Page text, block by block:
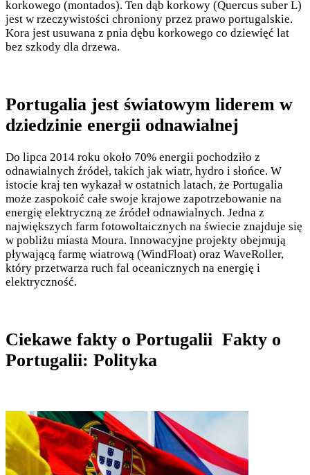
korkowego (montados). Ten dąb korkowy (Quercus suber L)
jest w rzeczywistości chroniony przez prawo portugalskie.
Kora jest usuwana z pnia dębu korkowego co dziewięć lat
bez szkody dla drzewa.
Portugalia jest światowym liderem w
dziedzinie energii odnawialnej
Do lipca 2014 roku około 70% energii pochodziło z
odnawialnych źródeł, takich jak wiatr, hydro i słońce. W
istocie kraj ten wykazał w ostatnich latach, że Portugalia
może zaspokoić całe swoje krajowe zapotrzebowanie na
energię elektryczną ze źródeł odnawialnych. Jedna z
największych farm fotowoltaicznych na świecie znajduje się
w pobliżu miasta Moura. Innowacyjne projekty obejmują
pływającą farmę wiatrową (WindFloat) oraz WaveRoller,
który przetwarza ruch fal oceanicznych na energię i
elektryczność.
Ciekawe fakty o Portugalii Fakty o
Portugalii: Polityka